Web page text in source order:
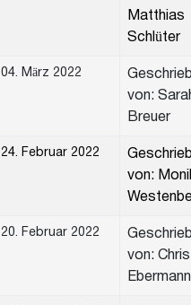
Matthias
Schlüter
04. März 2022
von:
Breuer
24. Februar 2022
von:
20. Februar 2022
von:
Ebermann